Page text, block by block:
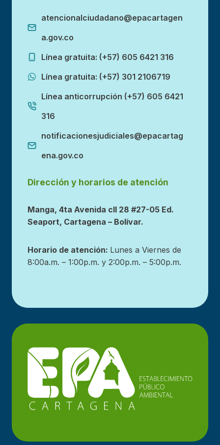
atencionalciudadano@epacartagen
a.gov.co
Línea gratuita: (+57) 605 6421 316
Línea gratuita: (+57) 301 2106719
Línea anticorrupción (+57) 605 6421
316
notificacionesjudiciales@epacartag
ena.gov.co
Dirección y horarios de atención
Manga, 4ta Avenida cll 28 #27-05 Ed.
Seaport, Cartagena – Bolívar.
Horario de atención: Lunes a Viernes de
8:00a.m. – 1:00p.m. y 2:00p.m. – 5:00p.m.